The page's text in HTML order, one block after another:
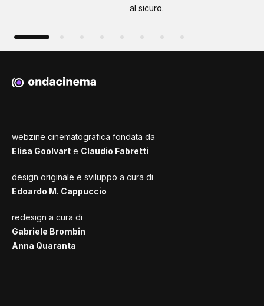
al sicuro.
webzine cinematografica fondata da
Elisa Goolvart e Claudio Fabretti
design originale e sviluppo a cura di
Edoardo M. Cappuccio
redesign a cura di
Gabriele Brombin
Anna Quaranta